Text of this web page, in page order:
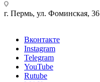
г. Пермь, ул. Фоминская, 36
Вконтакте
Instagram
Telegram
YouTube
Rutube